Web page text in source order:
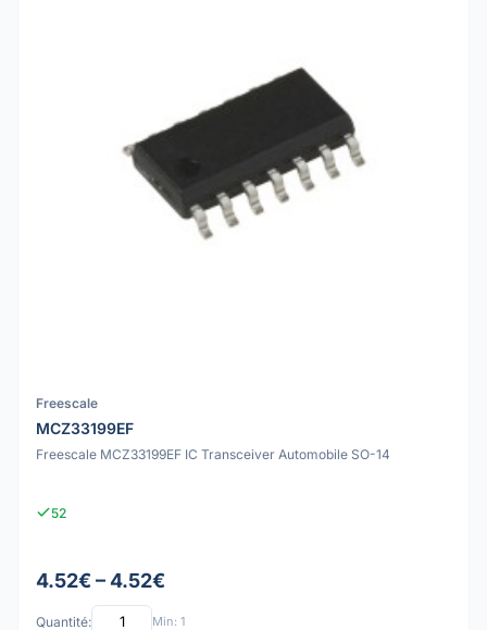
Freescale
MCZ33199EF
Freescale MCZ33199EF IC Transceiver Automobile SO-14
52
4.52€ – 4.52€
Quantité: Min: 1